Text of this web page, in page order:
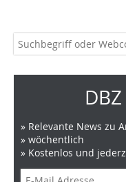
» Relevante News zu
» wöchentlich
» Kostenlos und